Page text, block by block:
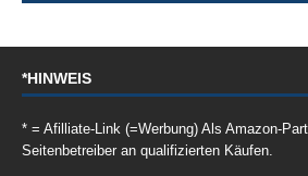
*HINWEIS
* = Afilliate-Link (=Werbung) Als Amazon-
Seitenbetreiber an qualifizierten Käufen.